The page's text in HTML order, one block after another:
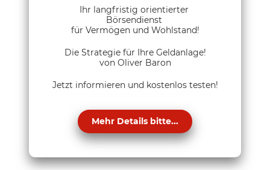
Ihr langfristig orientierter
Börsendienst
für Vermögen und Wohlstand!
Die Strategie für Ihre Geldanlage!
von Oliver Baron
Jetzt informieren und kostenlos testen!
Mehr Details bitte...